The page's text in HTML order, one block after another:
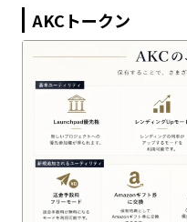
AKCトークン